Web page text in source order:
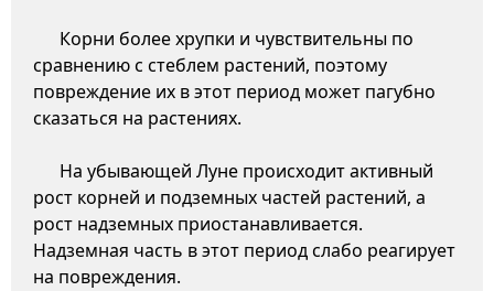
Корни более хрупки и чувствительны по
сравнению с стеблем растений, поэтому
повреждение их в этот период может пагубно
сказаться на растениях.
На убывающей Луне происходит активный
рост корней и подземных частей растений, а
рост надземных приостанавливается.
Надземная часть в этот период слабо реагирует
на повреждения.